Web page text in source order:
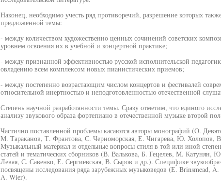
Наконец, необходимо учесть ряд противоречий, разрешение которых
предложенной темы:
- между количеством художественно ценных сочинений советских
уровнем освоения их в учебной и концертной практике;
- между признанной эффективностью русской исполнительской
овладению всем комплексом новых пианистических приемов;
- между постепенно возрастающим числом концертов и фестивалей
относительной инертностью и неподготовленностью отечественной
Степень научной разработанности темы. Сразу отметим, что единого
анализу звукового образа фортепиано в отечественной музыке второй
Частично поставленной проблемы касаются авторы монографий (О.
М. Тараканов, Т. Франтова, С. Черноморская, Е. Чигарева, Ю. Холопов,
Музыкальный материал и отдельные вопросы стиля в той или иной
статей и тематических сборников (В. Валькова, Б. Гецелев, М. Катунян,
Левая, С. Савенко, Е. Сергиевская, В. Сыров и др.). Специфике
посвящены исследования ряда зарубежных музыковедов (Е. Brinsmead,
A. Wier).